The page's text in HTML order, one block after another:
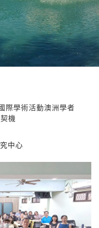
際學術活動澳洲學者
機
中心